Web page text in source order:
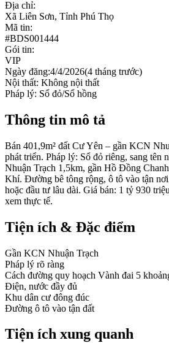
Địa chỉ:
Xã Liên Sơn, Tỉnh Phú Thọ
Mã tin:
#BDS001444
Gói tin:
VIP
Ngày đăng:4/4/2026(4 tháng trước)
Nội thất: Không nội thất
Pháp lý: Sổ đỏ/Sổ hồng
Thông tin mô tả
Bán 401,9m² đất Cư Yên – gần KCN
phát triển. Pháp lý: Sổ đỏ riêng, sang tên
Nhuận Trạch 1,5km, gần Hồ Đồng
Khí. Đường bê tông rộng, ô tô vào tận
hoặc đầu tư lâu dài. Giá bán: 1 tỷ 930
xem thực tế.
Tiện ích & Đặc điểm
Gần KCN Nhuận Trạch
Pháp lý rõ ràng
Cách đường quy hoạch Vành đai 5
Điện, nước đầy đủ
Khu dân cư đông đúc
Đường ô tô vào tận đất
Tiện ích xung quanh